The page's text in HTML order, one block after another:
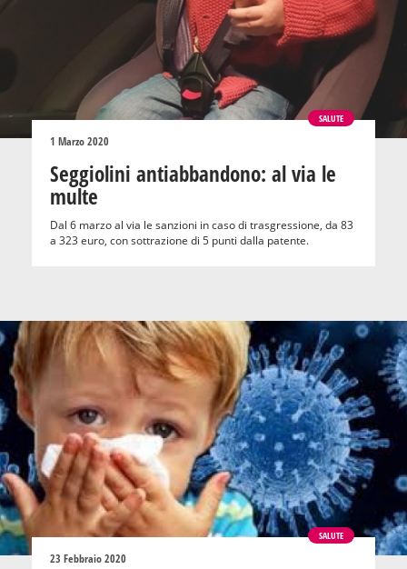
SALUTE
1 Marzo 2020
Seggiolini antiabbandono: al via le
multe
Dal 6 marzo al via le sanzioni in caso di trasgressione, da 83
a 323 euro, con sottrazione di 5 punti dalla patente.
SALUTE
23 Febbraio 2020